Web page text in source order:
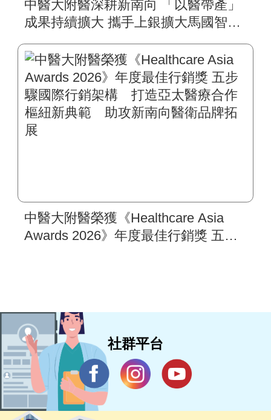
中醫大附醫深耕新南向 「以醫帶產」
成果持續擴大 攜手上銀擴大馬國智慧
東馬
中醫大附醫榮獲《Healthcare Asia
Awards 2026》年度最佳行銷獎 五步
社群平台